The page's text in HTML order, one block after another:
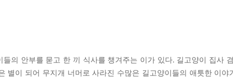
의 안부를 묻고 한 끼 식사를 챙겨주는 이가 있다. 길고양이 집사 겸
별이 되어 무지개 너머로 사라진 수많은 길고양이들의 애틋한 이야